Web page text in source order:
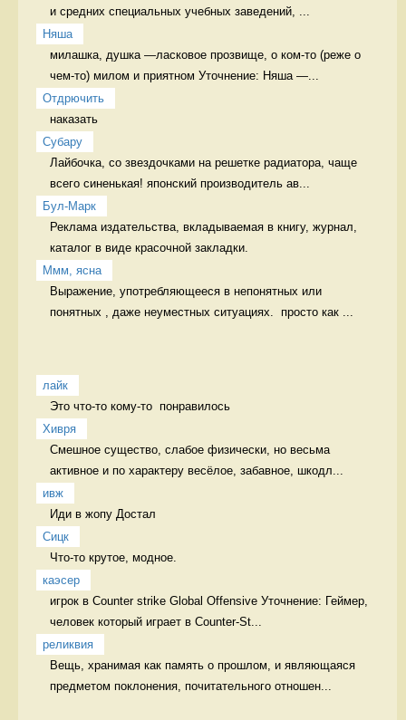
и средних специальных учебных заведений, ...
Няша
милашка, душка —ласковое прозвище, о ком-то (реже о
чем-то) милом и приятном Уточнение: Няша —...
Отдрючить
наказать
Cубару
Лайбочка, со звездочками на решетке радиатора, чаще
всего синенькая! японский производитель ав...
Бул-Марк
Реклама издательства, вкладываемая в книгу, журнал,
каталог в виде красочной закладки.
Ммм, ясна
Выражение, употребляющееся в непонятных или
понятных , даже неуместных ситуациях.  просто как ...
лайк
Это что-то кому-то  понравилось
Хивря
Смешное существо, слабое физически, но весьма
активное и по характеру весёлое, забавное, шкодл...
ивж
Иди в жопу Достал
Сицк
Что-то крутое, модное.
каэсер
игрок в Counter strike Global Offensive Уточнение: Геймер,
человек который играет в Counter-St...
реликвия
Вещь, хранимая как память о прошлом, и являющаяся
предметом поклонения, почитательного отношен...